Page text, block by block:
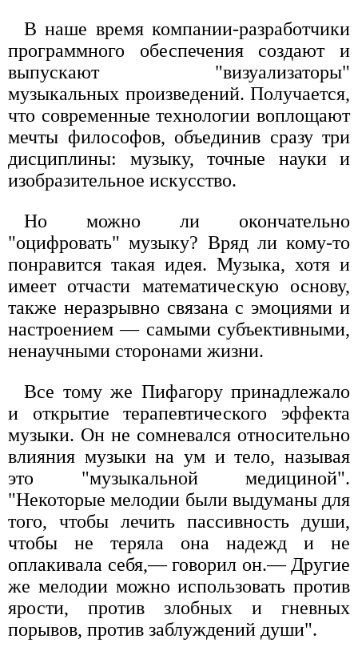
В наше время компании-разработчики
программного обеспечения создают и
выпускают "визуализаторы"
музыкальных произведений. Получается,
что современные технологии воплощают
мечты философов, объединив сразу три
дисциплины: музыку, точные науки и
изобразительное искусство.
Но можно ли окончательно
"оцифровать" музыку? Вряд ли кому-то
понравится такая идея. Музыка, хотя и
имеет отчасти математическую основу,
также неразрывно связана с эмоциями и
настроением — самыми субъективными,
ненаучными сторонами жизни.
Все тому же Пифагору принадлежало
и открытие терапевтического эффекта
музыки. Он не сомневался относительно
влияния музыки на ум и тело, называя
это "музыкальной медициной".
"Некоторые мелодии были выдуманы для
того, чтобы лечить пассивность души,
чтобы не теряла она надежд и не
оплакивала себя,— говорил он.— Другие
же мелодии можно использовать против
ярости, против злобных и гневных
порывов, против заблуждений души".